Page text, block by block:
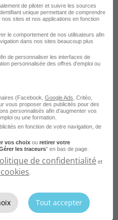
de piloter et suivre les sources
unique permettant de comprendre
sites et nos applications en fonction
le comportement de nos utilisateurs afin
dans nos sites beaucoup plus
de personnaliser les interfaces de
personnalisée des offres d'emploi ou
(Facebook, Google Ads , Critéo,
vous proposer des publicités pour des
personnalisés afin d’augmenter vos
ou une formation.
en fonction de votre navigation, de
vos choix ou retirer votre
les traceurs" en bas de page.
de confidentialité et
Tout accepter